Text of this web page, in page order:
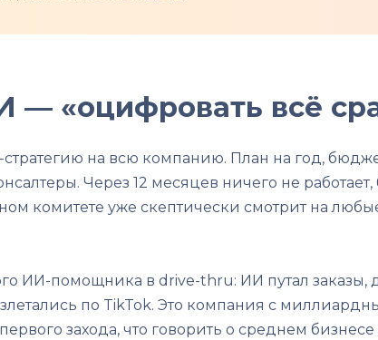
— «оцифровать всё
на всю компанию. План на год,
Через 12 месяцев ничего не
комитете уже скептически смотрит на
ИИ-помощника в drive-thru: ИИ путал заказы,
по TikTok. Это компания с
захода, что говорить о среднем бизнесе